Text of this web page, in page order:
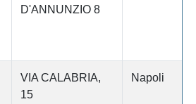
D'ANNUNZIO 8
VIA CALABRIA,
15
Napoli